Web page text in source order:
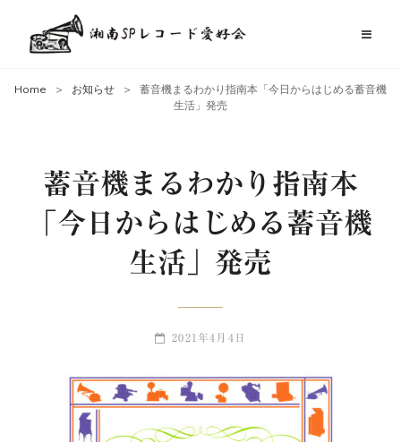
Home > お知らせ >
蓄音機まるわかり指南本「今日からはじめる蓄音機
生活」発売
蓄音機まるわかり指南本
「今日からはじめる蓄音機
生活」発売
POSTED-
2021年4月4日